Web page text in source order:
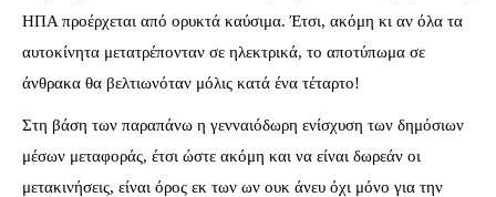
ΗΠΑ προέρχεται από ορυκτά καύσιμα. Έτσι, ακόμη κι αν όλα τα
αυτοκίνητα μετατρέπονταν σε ηλεκτρικά, το αποτύπωμα σε
άνθρακα θα βελτιωνόταν μόλις κατά ένα τέταρτο!
Στη βάση των παραπάνω η γενναιόδωρη ενίσχυση των δημόσιων
μέσων μεταφοράς, έτσι ώστε ακόμη και να είναι δωρεάν οι
μετακινήσεις, είναι όρος εκ των ων ουκ άνευ όχι μόνο για την